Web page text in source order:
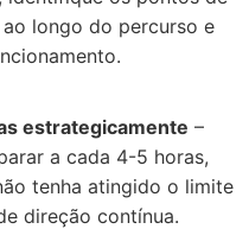
longo do percurso e
estrategicamente –
a cada 4-5 horas,
tenha atingido o limite
direção contínua.